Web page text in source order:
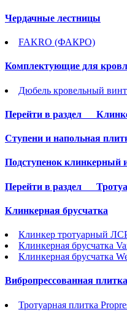
Чердачные лестницы
FAKRO (ФАКРО)
Комплектующие для
Дюбель кровельный
Перейти в раздел
Cтупени и напольная
Подступенок клинкерный
Перейти в раздел
Клинкерная брусчатка
Клинкер тротуарный
Клинкерная брусчатка
Клинкерная брусчатка
Вибропрессованная плитка
Тротуарная плитка